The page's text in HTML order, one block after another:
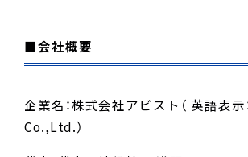
■会社概要
企業名：株式会社アビスト（ 英語表示
Co.,Ltd.）